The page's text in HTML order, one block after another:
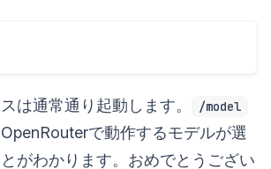
は通常通り起動します。 /model
で動作するモデルが選
がわかります。おめでとうござい